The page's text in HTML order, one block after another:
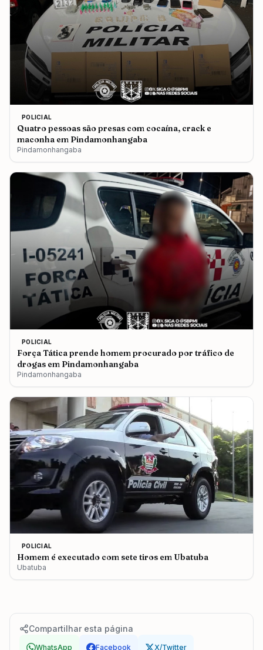
POLICIAL
Quatro pessoas são presas com cocaína, crack e
maconha em Pindamonhangaba
Pindamonhangaba
POLICIAL
Força Tática prende homem procurado por tráfico de
drogas em Pindamonhangaba
Pindamonhangaba
POLICIAL
Homem é executado com sete tiros em Ubatuba
Ubatuba
Compartilhar esta página
WhatsApp Facebook X/Twitter